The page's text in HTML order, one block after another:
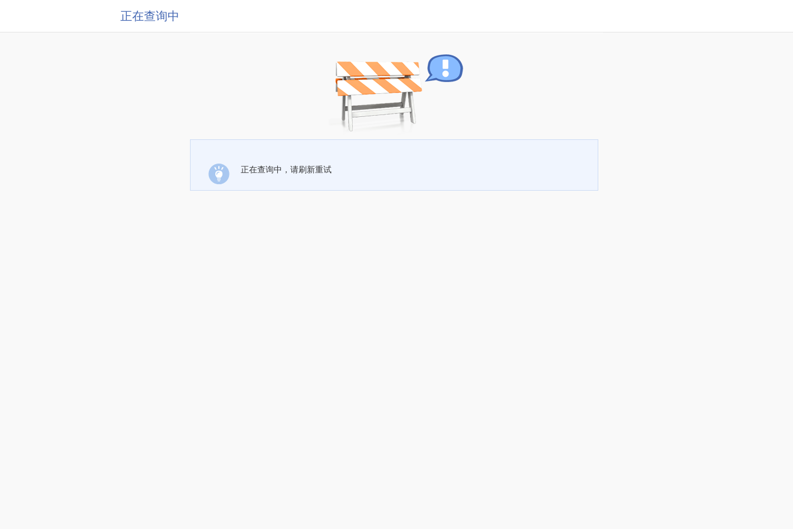
正在查询中
正在查询中，请刷新重试